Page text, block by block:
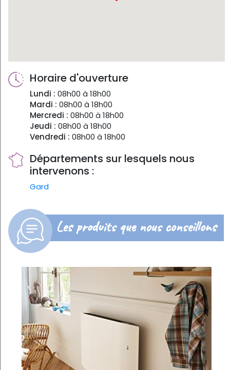
Horaire d'ouverture
Lundi : 08h00 à 18h00
Mardi : 08h00 à 18h00
Mercredi : 08h00 à 18h00
Jeudi : 08h00 à 18h00
Vendredi : 08h00 à 18h00
Départements sur lesquels nous
intervenons :
Gard
Les produits que nous conseillons